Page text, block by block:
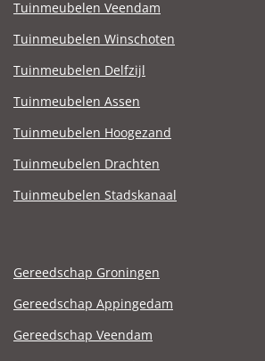
Tuinmeubelen Veendam
Tuinmeubelen Winschoten
Tuinmeubelen Delfzijl
Tuinmeubelen Assen
Tuinmeubelen Hoogezand
Tuinmeubelen Drachten
Tuinmeubelen Stadskanaal
Gereedschap Groningen
Gereedschap Appingedam
Gereedschap Veendam